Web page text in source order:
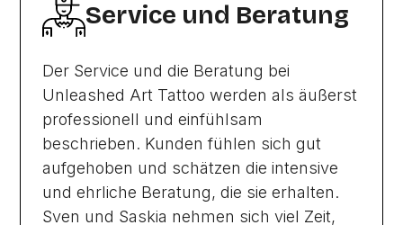
Service und Beratung
Der Service und die Beratung bei
Unleashed Art Tattoo werden als äußerst
professionell und einfühlsam
beschrieben. Kunden fühlen sich gut
aufgehoben und schätzen die intensive
und ehrliche Beratung, die sie erhalten.
Sven und Saskia nehmen sich viel Zeit,